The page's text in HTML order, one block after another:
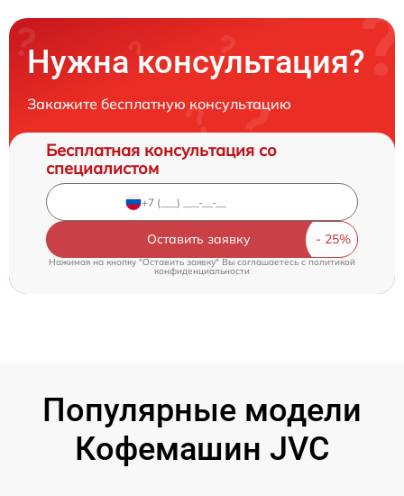
Нужна консультация?
Закажите бесплатную консультацию
Бесплатная консультация со
специалистом
Оставить заявку
Нажимая на кнопку "Оставить заявку" Вы соглашаетесь cполитикой
конфиденциальности
Популярные модели
Кофемашин JVC